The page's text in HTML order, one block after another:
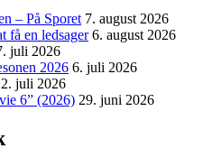
– På Sporet 7. august 2026
få en ledsager 6. august 2026
juli 2026
2026 6. juli 2026
2. juli 2026
6” (2026) 29. juni 2026